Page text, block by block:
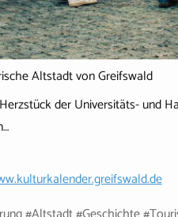
Altstadt von Greifswald
der Universitäts- und